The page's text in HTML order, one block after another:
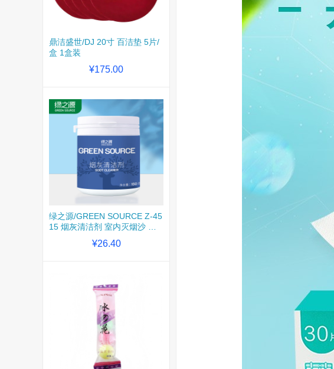
鼎洁盛世/DJ 20寸 百洁垫 5片/
盒 1盒装
¥175.00
绿之源/GREEN SOURCE Z-45
15 烟灰清洁剂 室内灭烟沙 海
¥26.40